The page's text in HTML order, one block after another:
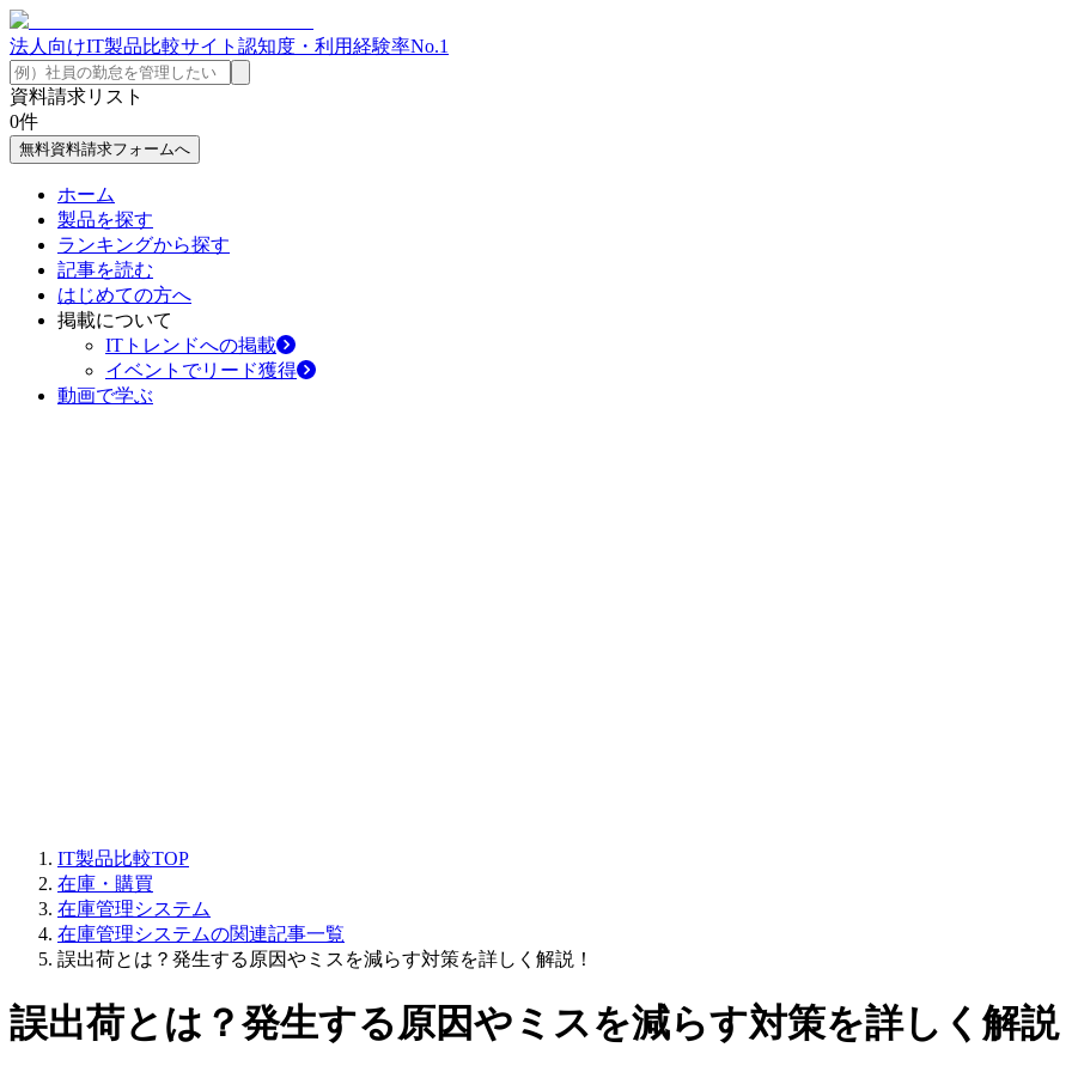
法人向けIT製品比較サイト 認知度・利用経験率No.1
資料請求リスト
0件
無料資料請求フォームへ
ホーム
製品を探す
ランキングから探す
記事を読む
はじめての方へ
掲載について
ITトレンドへの掲載
イベントでリード獲得
動画で学ぶ
IT製品比較TOP
在庫・購買
在庫管理システム
在庫管理システムの関連記事一覧
誤出荷とは？発生する原因やミスを減らす対策を詳しく解説！
誤出荷とは？発生する原因やミスを減らす対策を詳しく解説